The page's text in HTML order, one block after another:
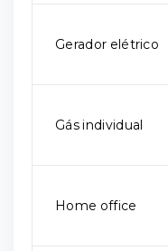
Gerador elétrico
Gás individual
Home office